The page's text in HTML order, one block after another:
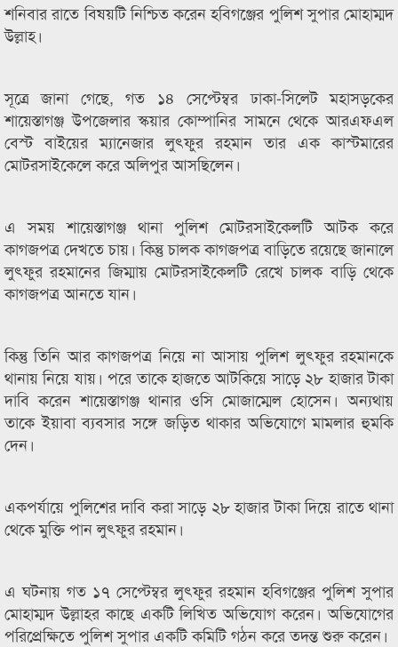
শনিবার রাতে বিষয়টি নিশ্চিত করেন হবিগঞ্জের পুলিশ সুপার মোহাম্মদ
উল্লাহ।
সূত্রে জানা গেছে, গত ১৪ সেপ্টেম্বর ঢাকা-সিলেট মহাসড়কের
শায়েস্তাগঞ্জ উপজেলার স্কয়ার কোম্পানির সামনে থেকে আরএফএল
বেস্ট বাইয়ের ম্যানেজার লুৎফুর রহমান তার এক কাস্টমারের
মোটরসাইকেলে করে অলিপুর আসছিলেন।
এ সময় শায়েস্তাগঞ্জ থানা পুলিশ মোটরসাইকেলটি আটক করে
কাগজপত্র দেখতে চায়। কিন্তু চালক কাগজপত্র বাড়িতে রয়েছে জানালে
লুৎফুর রহমানের জিম্মায় মোটরসাইকেলটি রেখে চালক বাড়ি থেকে
কাগজপত্র আনতে যান।
কিন্তু তিনি আর কাগজপত্র নিয়ে না আসায় পুলিশ লুৎফুর রহমানকে
থানায় নিয়ে যায়। পরে তাকে হাজতে আটকিয়ে সাড়ে ২৮ হাজার টাকা
দাবি করেন শায়েস্তাগঞ্জ থানার ওসি মোজাম্মেল হোসেন। অন্যথায়
তাকে ইয়াবা ব্যবসার সঙ্গে জড়িত থাকার অভিযোগে মামলার হুমকি
দেন।
একপর্যায়ে পুলিশের দাবি করা সাড়ে ২৮ হাজার টাকা দিয়ে রাতে থানা
থেকে মুক্তি পান লুৎফুর রহমান।
এ ঘটনায় গত ১৭ সেপ্টেম্বর লুৎফুর রহমান হবিগঞ্জের পুলিশ সুপার
মোহাম্মদ উল্লাহর কাছে একটি লিখিত অভিযোগ করেন। অভিযোগের
পরিপ্রেক্ষিতে পুলিশ সুপার একটি কমিটি গঠন করে তদন্ত শুরু করেন।